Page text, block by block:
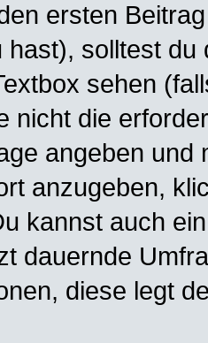
ersten
hast), solltest
sehen
nicht die
angeben und
anzugeben,
kannst auch
dauernde
diese legt